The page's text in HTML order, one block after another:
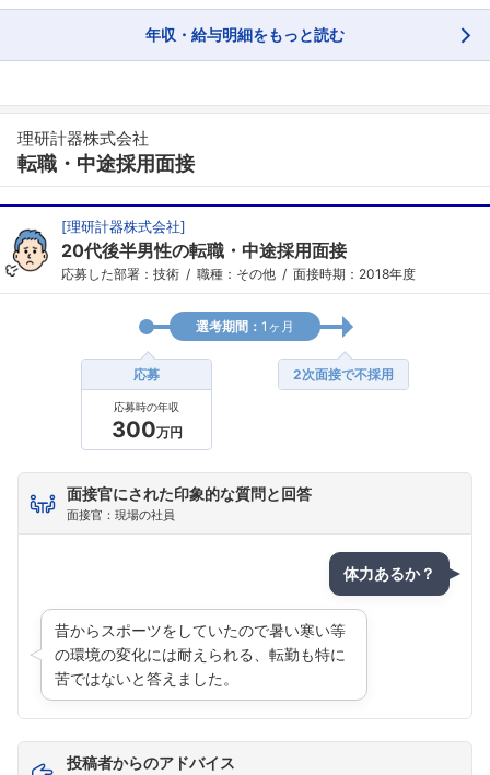
年収・給与明細をもっと読む
理研計器株式会社
転職・中途採用面接
[理研計器株式会社]
20代後半男性の転職・中途採用面接
応募した部署：技術 職種：その他 面接時期：2018年度
選考期間： 1ヶ月
応募
応募時の年収
300万円
2次面接で不採用
面接官にされた印象的な質問と回答
面接官：現場の社員
体力あるか？
昔からスポーツをしていたので暑い寒い等
の環境の変化には耐えられる、転勤も特に
苦ではないと答えました。
投稿者からのアドバイス